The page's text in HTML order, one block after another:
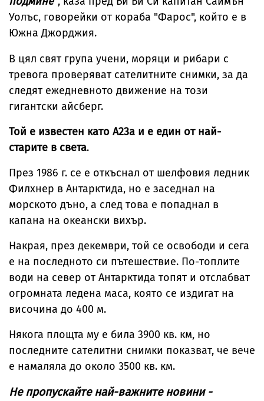
Уолъс, говорейки от кораба "Фарос", който е в
Южна Джорджия.
В цял свят група учени, моряци и рибари с
тревога проверяват сателитните снимки, за да
следят ежедневното движение на този
гигантски айсберг.
Той е известен като А23а и е един от най-
старите в света.
През 1986 г. се е откъснал от шелфовия ледник
Филхнер в Антарктида, но е заседнал на
морското дъно, а след това е попаднал в
капана на океански вихър.
Накрая, през декември, той се освободи и сега
е на последното си пътешествие. По-топлите
води на север от Антарктида топят и отслабват
огромната ледена маса, която се издигат на
височина до 400 м.
Някога площта му е била 3900 кв. км, но
последните сателитни снимки показват, че вече
е намаляла до около 3500 кв. км.
Не пропускайте най-важните новини -